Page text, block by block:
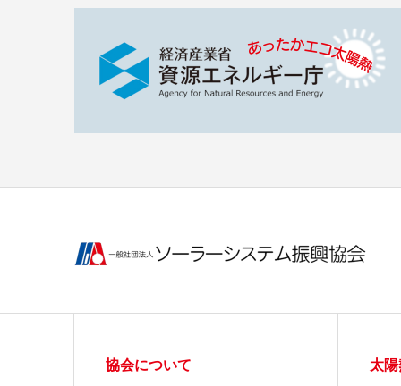
協会について 太